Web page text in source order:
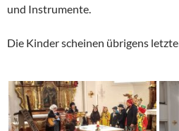
und Instrumente.
Die Kinder scheinen übrigens